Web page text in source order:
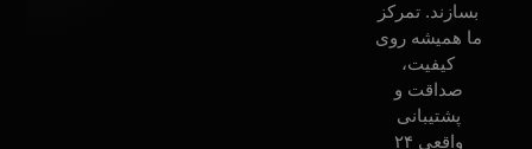
بسازند. تمرکز
ما همیشه روی
کیفیت،
صداقت و
پشتیبانی
واقعی ۲۴